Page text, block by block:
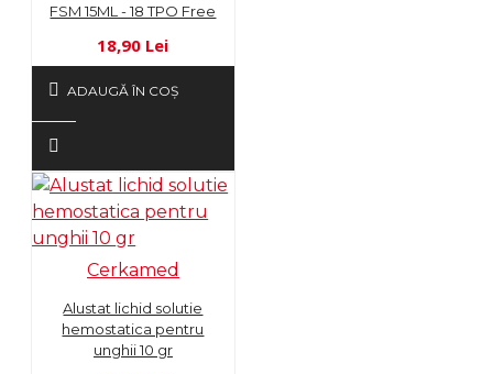
FSM 15ML - 18 TPO Free
18,90 Lei
ADAUGĂ ÎN COŞ
Cerkamed
Alustat lichid solutie
hemostatica pentru
unghii 10 gr